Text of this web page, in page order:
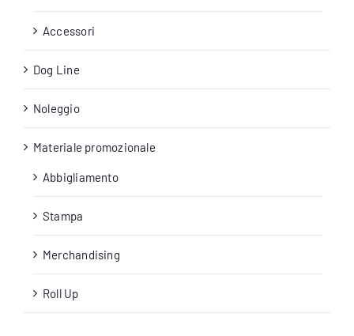
Accessori
Dog Line
Noleggio
Materiale promozionale
Abbigliamento
Stampa
Merchandising
Roll Up